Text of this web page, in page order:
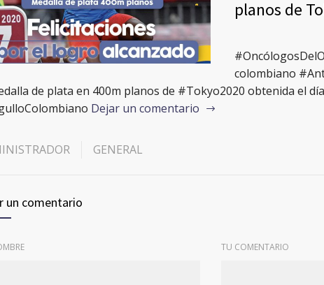
planos de
colombiano
de plata en 400m planos de #Tokyo2020 obtenida el
Dejar un comentario
GENERAL
un comentario
TU COMENTARIO